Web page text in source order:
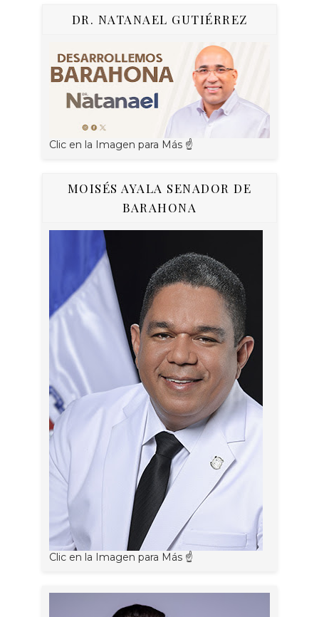
DR. NATANAEL GUTIÉRREZ
Clic en la Imagen para Más ☝
MOISÉS AYALA SENADOR DE
BARAHONA
Clic en la Imagen para Más ☝